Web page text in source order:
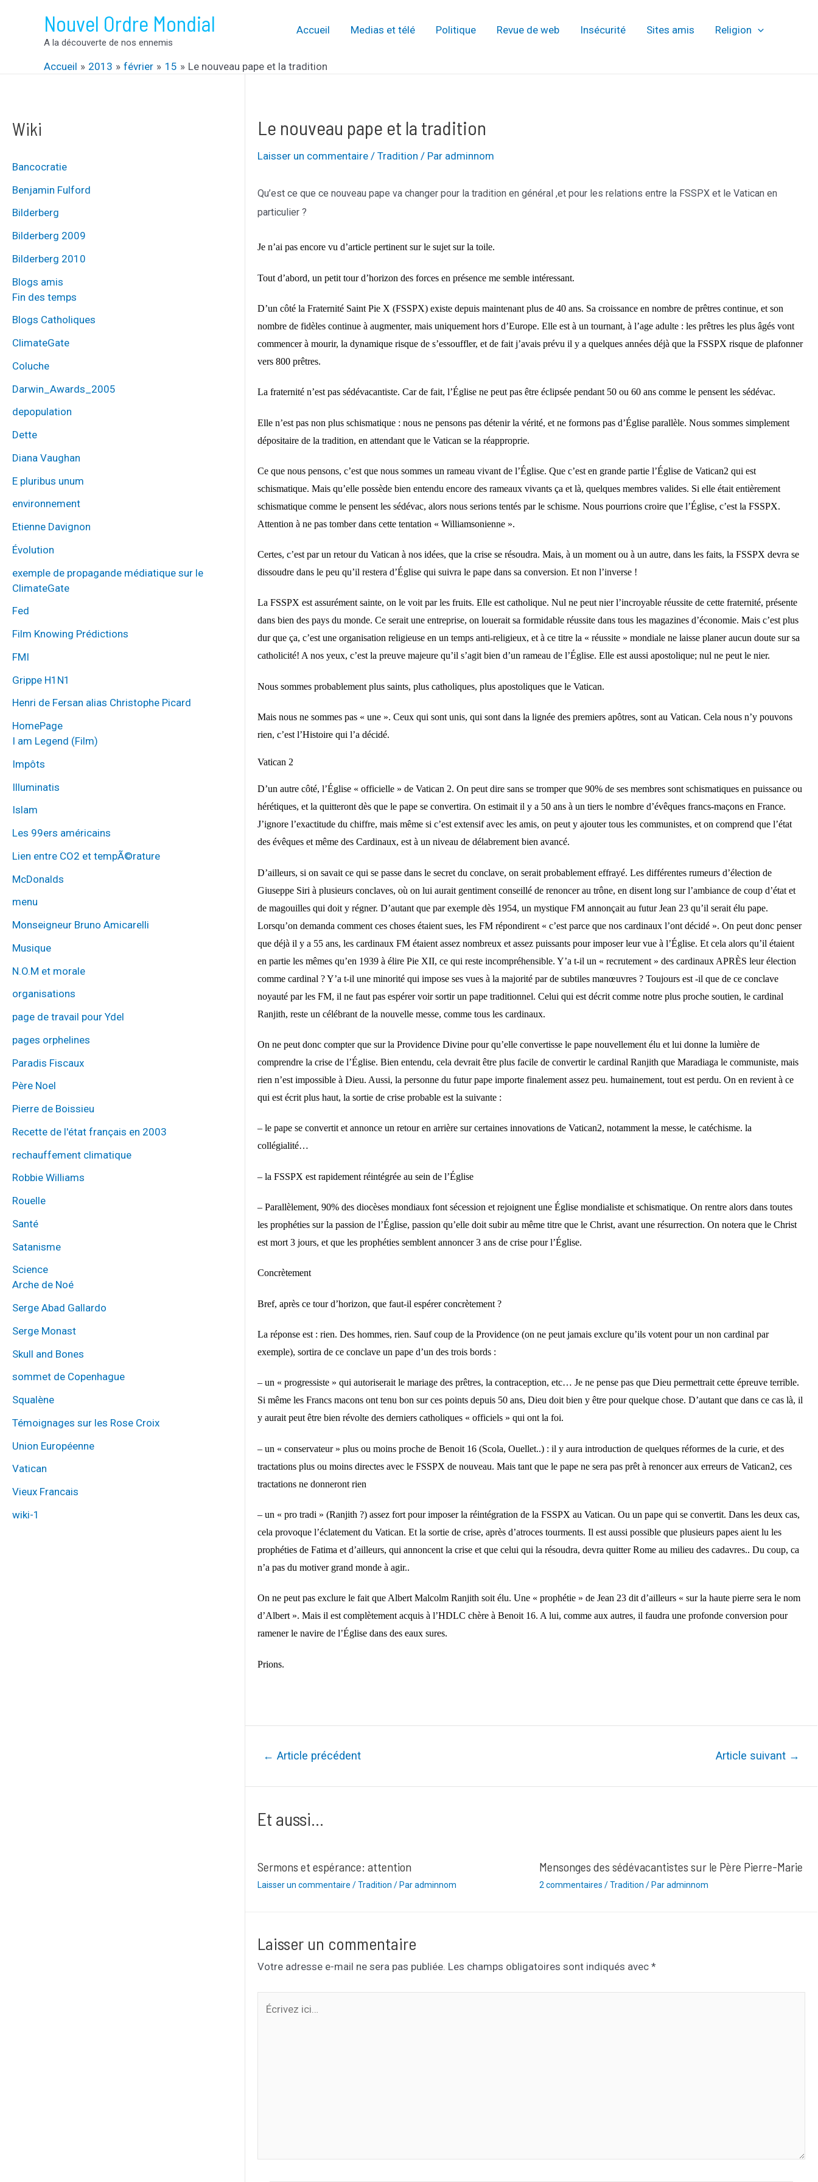
Nouvel Ordre Mondial
A la découverte de nos ennemis
Accueil Medias et télé Politique Revue de web Insécurité Sites amis Religion
Accueil 2013 février 15 Le nouveau pape et la tradition
Wiki
Bancocratie
Benjamin Fulford
Bilderberg
Bilderberg 2009
Bilderberg 2010
Blogs amis
Fin des temps
Blogs Catholiques
ClimateGate
Coluche
Darwin_Awards_2005
depopulation
Dette
Diana Vaughan
E pluribus unum
environnement
Etienne Davignon
Évolution
exemple de propagande médiatique sur le
ClimateGate
Fed
Film Knowing Prédictions
FMI
Grippe H1N1
Henri de Fersan alias Christophe Picard
HomePage
I am Legend (Film)
Impôts
Illuminatis
Islam
Les 99ers américains
Lien entre CO2 et tempÃ©rature
McDonalds
menu
Monseigneur Bruno Amicarelli
Musique
N.O.M et morale
organisations
page de travail pour Ydel
pages orphelines
Paradis Fiscaux
Père Noel
Pierre de Boissieu
Recette de l'état français en 2003
rechauffement climatique
Robbie Williams
Rouelle
Santé
Satanisme
Science
Arche de Noé
Serge Abad Gallardo
Serge Monast
Skull and Bones
sommet de Copenhague
Squalène
Témoignages sur les Rose Croix
Union Européenne
Vatican
Vieux Francais
wiki-1
Le nouveau pape et la tradition
Laisser un commentaire /Tradition / Par adminnom
Qu’est ce que ce nouveau pape va changer pour la tradition en général ,et pour les relations entre la FSSPX et le Vatican en
particulier ?
Je n’ai pas encore vu d’article pertinent sur le sujet sur la toile.
Tout d’abord, un petit tour d’horizon des forces en présence me semble intéressant.
D’un côté la Fraternité Saint Pie X (FSSPX) existe depuis maintenant plus de 40 ans. Sa croissance en nombre de prêtres continue, et son
nombre de fidèles continue à augmenter, mais uniquement hors d’Europe. Elle est à un tournant, à l’age adulte : les prêtres les plus âgés vont
commencer à mourir, la dynamique risque de s’essouffler, et de fait j’avais prévu il y a quelques années déjà que la FSSPX risque de plafonner
vers 800 prêtres.
La fraternité n’est pas sédévacantiste. Car de fait, l’Église ne peut pas être éclipsée pendant 50 ou 60 ans comme le pensent les sédévac.
Elle n’est pas non plus schismatique : nous ne pensons pas détenir la vérité, et ne formons pas d’Église parallèle. Nous sommes simplement
dépositaire de la tradition, en attendant que le Vatican se la réapproprie.
Ce que nous pensons, c’est que nous sommes un rameau vivant de l’Église. Que c’est en grande partie l’Église de Vatican2 qui est
schismatique. Mais qu’elle possède bien entendu encore des rameaux vivants ça et là, quelques membres valides. Si elle était entièrement
schismatique comme le pensent les sédévac, alors nous serions tentés par le schisme. Nous pourrions croire que l’Église, c’est la FSSPX.
Attention à ne pas tomber dans cette tentation « Williamsonienne ».
Certes, c’est par un retour du Vatican à nos idées, que la crise se résoudra. Mais, à un moment ou à un autre, dans les faits, la FSSPX devra se
dissoudre dans le peu qu’il restera d’Église qui suivra le pape dans sa conversion. Et non l’inverse !
La FSSPX est assurément sainte, on le voit par les fruits. Elle est catholique. Nul ne peut nier l’incroyable réussite de cette fraternité, présente
dans bien des pays du monde. Ce serait une entreprise, on louerait sa formidable réussite dans tous les magazines d’économie. Mais c’est plus
dur que ça, c’est une organisation religieuse en un temps anti-religieux, et à ce titre la « réussite » mondiale ne laisse planer aucun doute sur sa
catholicité! A nos yeux, c’est la preuve majeure qu’il s’agit bien d’un rameau de l’Église. Elle est aussi apostolique; nul ne peut le nier.
Nous sommes probablement plus saints, plus catholiques, plus apostoliques que le Vatican.
Mais nous ne sommes pas « une ». Ceux qui sont unis, qui sont dans la lignée des premiers apôtres, sont au Vatican. Cela nous n’y pouvons
rien, c’est l’Histoire qui l’a décidé.
Vatican 2
D’un autre côté, l’Église « officielle » de Vatican 2. On peut dire sans se tromper que 90% de ses membres sont schismatiques en puissance ou
hérétiques, et la quitteront dès que le pape se convertira. On estimait il y a 50 ans à un tiers le nombre d’évêques francs-maçons en France.
J’ignore l’exactitude du chiffre, mais même si c’est extensif avec les amis, on peut y ajouter tous les communistes, et on comprend que l’état
des évêques et même des Cardinaux, est à un niveau de délabrement bien avancé.
D’ailleurs, si on savait ce qui se passe dans le secret du conclave, on serait probablement effrayé. Les différentes rumeurs d’élection de
Giuseppe Siri à plusieurs conclaves, où on lui aurait gentiment conseillé de renoncer au trône, en disent long sur l’ambiance de coup d’état et
de magouilles qui doit y régner. D’autant que par exemple dès 1954, un mystique FM annonçait au futur Jean 23 qu’il serait élu pape.
Lorsqu’on demanda comment ces choses étaient sues, les FM répondirent « c’est parce que nos cardinaux l’ont décidé ». On peut donc penser
que déjà il y a 55 ans, les cardinaux FM étaient assez nombreux et assez puissants pour imposer leur vue à l’Église. Et cela alors qu’il étaient
en partie les mêmes qu’en 1939 à élire Pie XII, ce qui reste incompréhensible. Y’a t-il un « recrutement » des cardinaux APRÈS leur élection
comme cardinal ? Y’a t-il une minorité qui impose ses vues à la majorité par de subtiles manœuvres ? Toujours est -il que de ce conclave
noyauté par les FM, il ne faut pas espérer voir sortir un pape traditionnel. Celui qui est décrit comme notre plus proche soutien, le cardinal
Ranjith, reste un célébrant de la nouvelle messe, comme tous les cardinaux.
On ne peut donc compter que sur la Providence Divine pour qu’elle convertisse le pape nouvellement élu et lui donne la lumière de
comprendre la crise de l’Église. Bien entendu, cela devrait être plus facile de convertir le cardinal Ranjith que Maradiaga le communiste, mais
rien n’est impossible à Dieu. Aussi, la personne du futur pape importe finalement assez peu. humainement, tout est perdu. On en revient à ce
qui est écrit plus haut, la sortie de crise probable est la suivante :
– le pape se convertit et annonce un retour en arrière sur certaines innovations de Vatican2, notamment la messe, le catéchisme. la
collégialité…
– la FSSPX est rapidement réintégrée au sein de l’Église
– Parallèlement, 90% des diocèses mondiaux font sécession et rejoignent une Église mondialiste et schismatique. On rentre alors dans toutes
les prophéties sur la passion de l’Église, passion qu’elle doit subir au même titre que le Christ, avant une résurrection. On notera que le Christ
est mort 3 jours, et que les prophéties semblent annoncer 3 ans de crise pour l’Église.
Concrètement
Bref, après ce tour d’horizon, que faut-il espérer concrètement ?
La réponse est : rien. Des hommes, rien. Sauf coup de la Providence (on ne peut jamais exclure qu’ils votent pour un non cardinal par
exemple), sortira de ce conclave un pape d’un des trois bords :
– un « progressiste » qui autoriserait le mariage des prêtres, la contraception, etc… Je ne pense pas que Dieu permettrait cette épreuve terrible.
Si même les Francs macons ont tenu bon sur ces points depuis 50 ans, Dieu doit bien y être pour quelque chose. D’autant que dans ce cas là, il
y aurait peut être bien révolte des derniers catholiques « officiels » qui ont la foi.
– un « conservateur » plus ou moins proche de Benoit 16 (Scola, Ouellet..) : il y aura introduction de quelques réformes de la curie, et des
tractations plus ou moins directes avec le FSSPX de nouveau. Mais tant que le pape ne sera pas prêt à renoncer aux erreurs de Vatican2, ces
tractations ne donneront rien
– un « pro tradi » (Ranjith ?) assez fort pour imposer la réintégration de la FSSPX au Vatican. Ou un pape qui se convertit. Dans les deux cas,
cela provoque l’éclatement du Vatican. Et la sortie de crise, après d’atroces tourments. Il est aussi possible que plusieurs papes aient lu les
prophéties de Fatima et d’ailleurs, qui annoncent la crise et que celui qui la résoudra, devra quitter Rome au milieu des cadavres.. Du coup, ca
n’a pas du motiver grand monde à agir..
On ne peut pas exclure le fait que Albert Malcolm Ranjith soit élu. Une « prophétie » de Jean 23 dit d’ailleurs « sur la haute pierre sera le nom
d’Albert ». Mais il est complètement acquis à l’HDLC chère à Benoit 16. A lui, comme aux autres, il faudra une profonde conversion pour
ramener le navire de l’Église dans des eaux sures.
Prions.
Navigation
← Article précédent Article suivant →
Et aussi...
Sermons et espérance: attention
Laisser un commentaire /Tradition / Paradminnom
Mensonges des sédévacantistes sur le Père Pierre-Marie
2 commentaires /Tradition / Paradminnom
Laisser un commentaire
Votre adresse e-mail ne sera pas publiée. Les champs obligatoires sont indiqués avec*